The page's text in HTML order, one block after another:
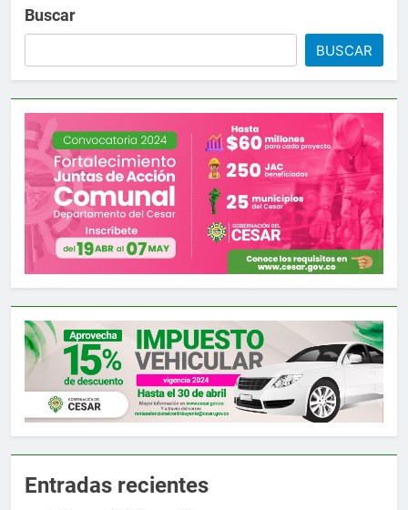
Berosca y Jesús Vides
3 Años Ago
docente que abusó sexualmente de niña de 13 años
Buscar
BUSCAR
Entradas recientes